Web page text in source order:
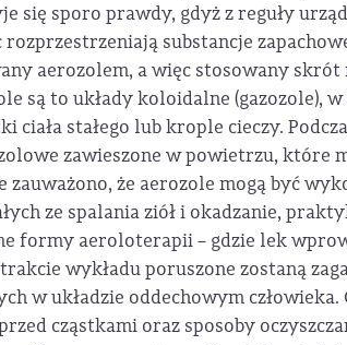
się sporo prawdy, gdyż z reguły
substancje
aerozolem, a więc stosowany
są to układy koloidalne (gazozole),
stałego lub krople cieczy.
zawieszone w powietrzu, które
zauważono, że aerozole mogą być
ze spalania ziół i okadzanie,
formy aeroloterapii – gdzie lek
wykładu poruszone zostaną
w układzie oddechowym człowieka.
cząstkami oraz sposoby